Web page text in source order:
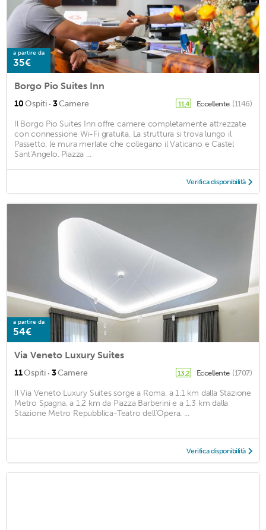
a partire da
35€
Borgo Pio Suites Inn
10Ospiti · 3Camere 11,4 Eccellente (1146)
Il Borgo Pio Suites Inn offre camere completamente attrezzate
con connessione Wi-Fi gratuita. La struttura si trova lungo il
Passetto, le mura merlate che collegano il Vaticano e Castel
Sant'Angelo. Piazza ...
Verifica disponibilità
a partire da
54€
Via Veneto Luxury Suites
11Ospiti · 3Camere 13,2 Eccellente (1707)
Il Via Veneto Luxury Suites sorge a Roma, a 1.1 km dalla Stazione
Metro Spagna, a 1,2 km da Piazza Barberini e a 1,3 km dalla
Stazione Metro Repubblica-Teatro dell'Opera. ...
Verifica disponibilità